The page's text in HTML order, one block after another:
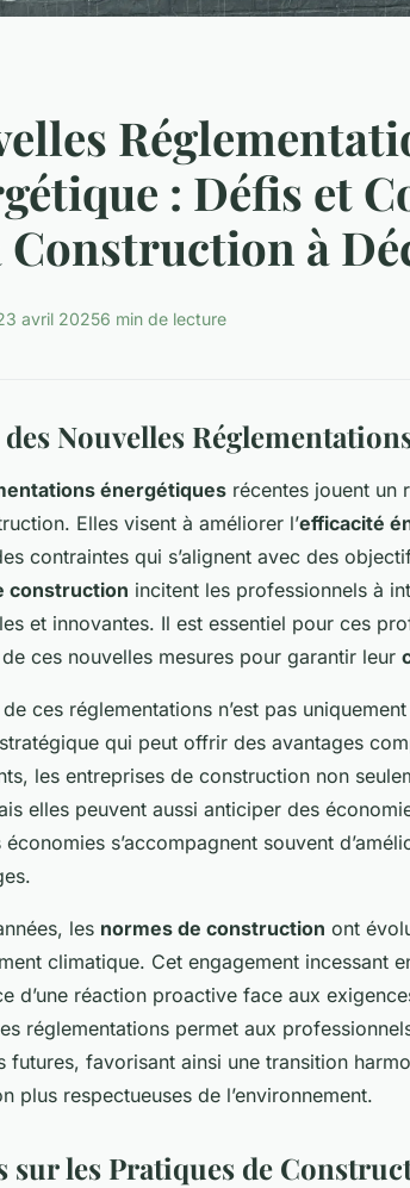
: Défis et
Construction à
avril 20256 min de lecture
Nouvelles
énergétiques récentes jouent un
Elles visent à améliorer l’efficacité
contraintes qui s’alignent avec des
construction incitent les professionnels à
et innovantes. Il est essentiel pour ces
ces nouvelles mesures pour garantir leur
ces réglementations n’est pas
qui peut offrir des avantages
les entreprises de construction non
elles peuvent aussi anticiper des
économies s’accompagnent souvent
les normes de construction ont
climatique. Cet engagement incessant
d’une réaction proactive face aux
réglementations permet aux
futures, favorisant ainsi une transition
plus respectueuses de l’environnement.
sur les Pratiques de